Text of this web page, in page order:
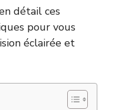
détail ces
pour vous
éclairée et